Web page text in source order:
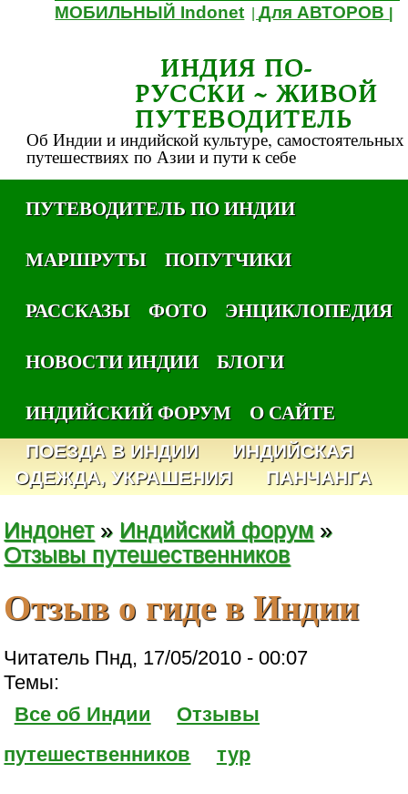
МОБИЛЬНЫЙ Indonet |Для АВТОРОВ
ИНДИЯ ПО-
РУССКИ ~ ЖИВОЙ
ПУТЕВОДИТЕЛЬ
Об Индии и индийской культуре, самостоятельных
путешествиях по Азии и пути к себе
ПУТЕВОДИТЕЛЬ ПО ИНДИИ
МАРШРУТЫ
ПОПУТЧИКИ
РАССКАЗЫ
ФОТО
ЭНЦИКЛОПЕДИЯ
НОВОСТИ ИНДИИ
БЛОГИ
ИНДИЙСКИЙ ФОРУМ
О САЙТЕ
ПОЕЗДА В ИНДИИ
ИНДИЙСКАЯ
ОДЕЖДА, УКРАШЕНИЯ
ПАНЧАНГА
Индонет» Индийский форум »
Отзывы путешественников
Отзыв о гиде в Индии
Читатель Пнд, 17/05/2010 - 00:07
Темы:
Все об Индии
Отзывы
путешественников
тур